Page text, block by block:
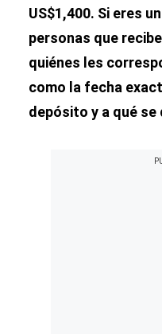
US$1,400. Si eres
personas que
quiénes les
como la fecha
depósito y a qué se